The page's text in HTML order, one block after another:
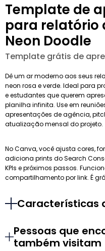
Template de
para relatório
Neon Doodle
Template grátis de
Dê um ar moderno aos seus
neon rosa e verde. Ideal para
e estudantes que querem
planilha infinita. Use em
apresentações de agência,
atualização mensal do projeto.
No Canva, você ajusta cores,
adiciona prints do Search
KPIs e próximos passos.
compartilhamento por link. É
Características
Pessoas que
também visitam